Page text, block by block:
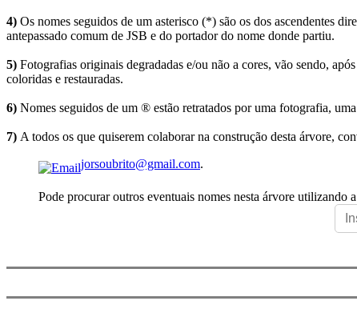
4) Os nomes seguidos de um asterisco (*) são os dos ascendentes
antepassado comum de JSB e do portador do nome donde partiu.
5) Fotografias originais degradadas e/ou não a cores, vão sendo,
coloridas e restauradas.
6) Nomes seguidos de um ® estão retratados por uma fotografia,
7) A todos os que quiserem colaborar na construção desta árvore,
jorsoubrito@gmail.com.
Pode procurar outros eventuais nomes nesta árvore utilizando